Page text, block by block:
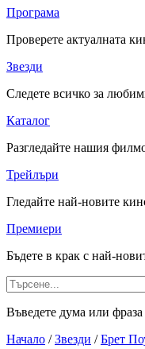
Програма
Проверете актуалната
Звезди
Следете всичко за
Каталог
Разгледайте нашия
Трейлъри
Гледайте най-новите
Премиери
Бъдете в крак с най-
Въведете дума или фраза
Начало / Звезди / Брет